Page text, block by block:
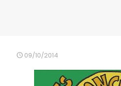
09/10/2014